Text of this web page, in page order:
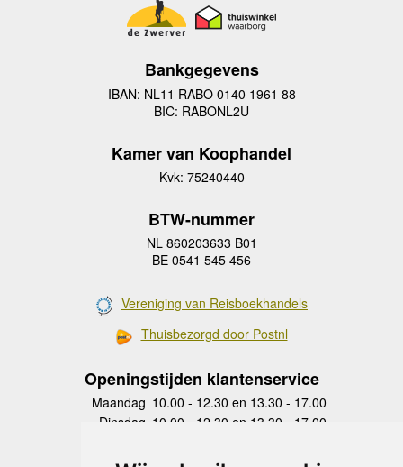
Bankgegevens
IBAN: NL11 RABO 0140 1961 88
BIC: RABONL2U
Kamer van Koophandel
Kvk: 75240440
BTW-nummer
NL 860203633 B01
BE 0541 545 456
Vereniging van Reisboekhandels
Thuisbezorgd door Postnl
Openingstijden klantenservice
Maandag 10.00 - 12.30 en 13.30 - 17.00
Dinsdag 10.00 - 12.30 en 13.30 - 17.00
Donderdag
10.00 - 12.30 en 13.30 - 17.00